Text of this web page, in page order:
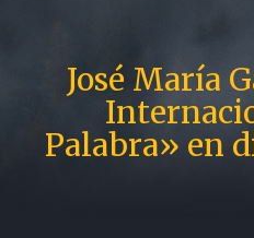
José María
Palabra» en